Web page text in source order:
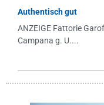
Authentisch gut
ANZEIGE Fattorie
Campana g. U....